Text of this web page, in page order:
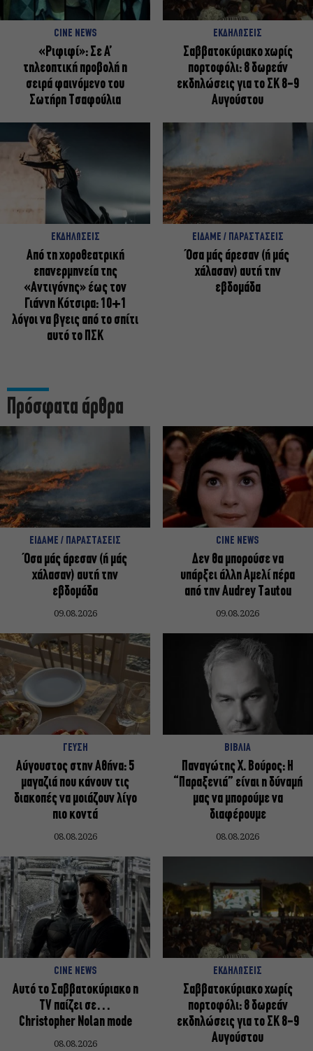
CINE NEWS
«Ριφιφί»: Σε Α’
τηλεοπτική προβολή η
σειρά φαινόμενο του
Σωτήρη Τσαφούλια
ΕΚΔΗΛΩΣΕΙΣ
Σαββατοκύριακο χωρίς
πορτοφόλι: 8 δωρεάν
εκδηλώσεις για το ΣΚ 8-9
Αυγούστου
ΕΚΔΗΛΩΣΕΙΣ
Από τη χοροθεατρική
επανερμηνεία της
«Αντιγόνης» έως τον
Γιάννη Κότσιρα: 10+1
λόγοι να βγεις από το σπίτι
αυτό το ΠΣΚ
ΕΙΔΑΜΕ / ΠΑΡΑΣΤΑΣΕΙΣ
Όσα μάς άρεσαν (ή μάς
χάλασαν) αυτή την
εβδομάδα
Πρόσφατα άρθρα
ΕΙΔΑΜΕ / ΠΑΡΑΣΤΑΣΕΙΣ
Όσα μάς άρεσαν (ή μάς
χάλασαν) αυτή την
εβδομάδα
09.08.2026
CINE NEWS
Δεν θα μπορούσε να
υπάρξει άλλη Αμελί πέρα
από την Audrey Tautou
09.08.2026
ΓΕΥΣΗ
Αύγουστος στην Αθήνα: 5
μαγαζιά που κάνουν τις
διακοπές να μοιάζουν λίγο
πιο κοντά
08.08.2026
ΒΙΒΛΙΑ
Παναγώτης Χ. Βούρος: Η
“Παραξενιά” είναι η δύναμή
μας να μπορούμε να
διαφέρουμε
08.08.2026
CINE NEWS
Αυτό το Σαββατοκύριακο η
TV παίζει σε…
Christopher Nolan mode
08.08.2026
ΕΚΔΗΛΩΣΕΙΣ
Σαββατοκύριακο χωρίς
πορτοφόλι: 8 δωρεάν
εκδηλώσεις για το ΣΚ 8-9
Αυγούστου